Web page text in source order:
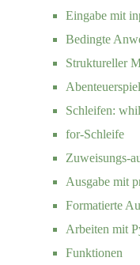
Eingabe mit
Bedingte
Struktureller
Schleifen:
for-Schleife
Zuweisungs-
Ausgabe mit
Formatierte
Arbeiten mit
Funktionen